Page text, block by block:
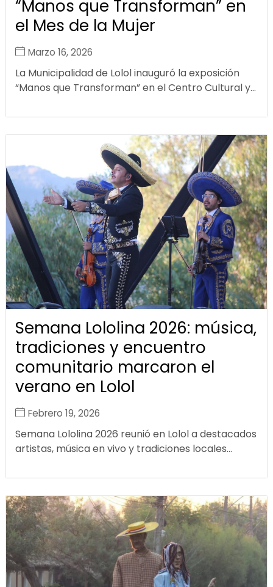
“Manos que Transforman” en
el Mes de la Mujer
Marzo 16, 2026
La Municipalidad de Lolol inauguró la exposición
“Manos que Transforman” en el Centro Cultural y...
Semana Lololina 2026: música,
tradiciones y encuentro
comunitario marcaron el
verano en Lolol
Febrero 19, 2026
Semana Lololina 2026 reunió en Lolol a destacados
artistas, música en vivo y tradiciones locales...